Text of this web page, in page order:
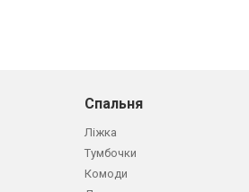
Спальня
Ліжка
Тумбочки
Комоди